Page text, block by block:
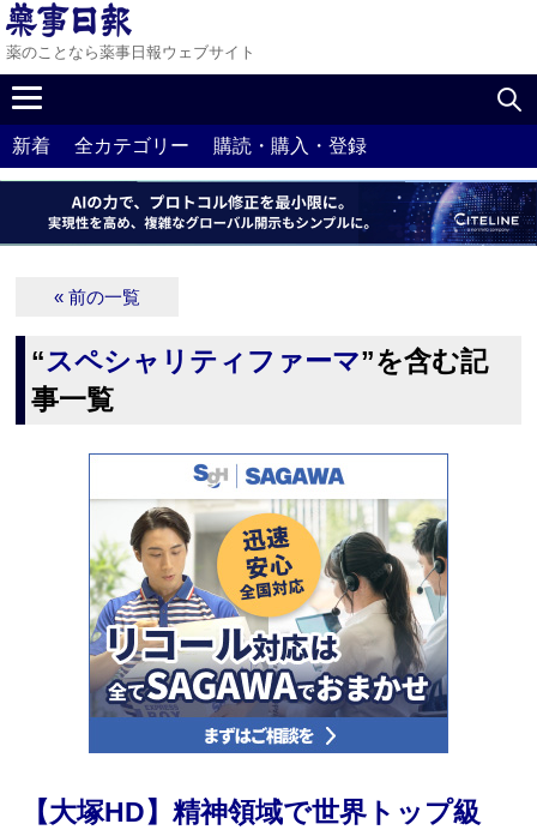
薬のことなら薬事日報ウェブサイト
新着 全カテゴリー 購読・購入・登録
« 前の一覧
“スペシャリティファーマ”を含む記
事一覧
【大塚HD】精神領域で世界トップ級